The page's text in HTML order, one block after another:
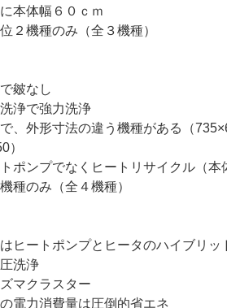
本体幅６０ｃｍ
機種のみ（全３機種）
皴なし
浄で強力洗浄
、外形寸法の違う機種がある（
）
ポンプでなくヒートリサイクル（本
種のみ（全４機種）
ヒートポンプとヒータのハイブリッ
洗浄
マクラスター
電力消費量は圧倒的省エネ